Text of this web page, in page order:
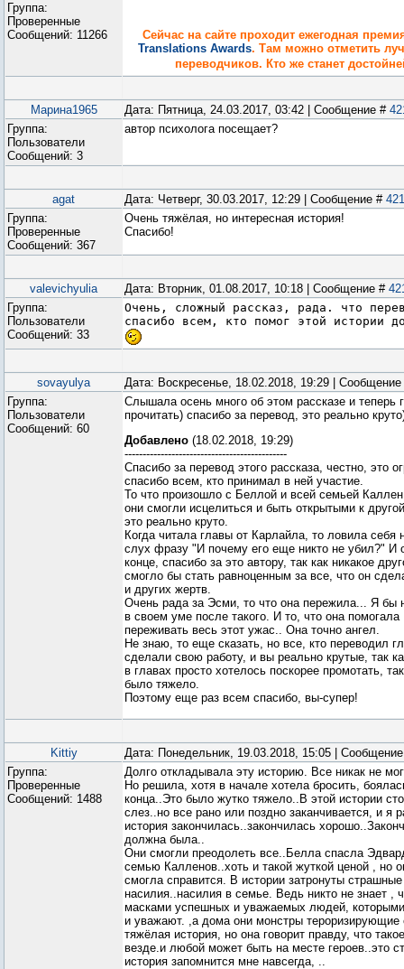
Группа:
Проверенные
Сообщений: 11266
Сейчас на сайте проходит ежегодная
Translations Awards. Там можно отметить
переводчиков. Кто же станет
Марина1965 Дата: Пятница, 24.03.2017, 03:42 | Сообщение #
Группа:
Пользователи
Сообщений: 3
автор психолога посещает?
agat Дата: Четверг, 30.03.2017, 12:29 | Сообщение #
Группа:
Проверенные
Сообщений: 367
Очень тяжёлая, но интересная история!
Спасибо!
valevichyulia Дата: Вторник, 01.08.2017, 10:18 | Сообщение #
Группа:
Пользователи
Сообщений: 33
Очень, сложный рассказ, рада. что
спасибо всем, кто помог этой истории
sovayulya
Дата: Воскресенье, 18.02.2018, 19:29 |
Группа:
Пользователи
Сообщений: 60
Слышала осень много об этом рассказе и теперь
прочитать) спасибо за перевод, это реально
Добавлено (18.02.2018, 19:29)
---------------------------------------------
Спасибо за перевод этого рассказа, честно, это
спасибо всем, кто принимал в ней участие.
То что произошло с Беллой и всей семьей
они смогли исцелиться и быть открытыми к
это реально круто.
Когда читала главы от Карлайла, то ловила себя
слух фразу "И почему его еще никто не убил?" И
конце, спасибо за это автору, так как никакое
смогло бы стать равноценным за все, что он
и других жертв.
Очень рада за Эсми, то что она пережила... Я бы
в своем уме после такого. И то, что она
переживать весь этот ужас.. Она точно ангел.
Не знаю, то еще сказать, но все, кто переводил
сделали свою работу, и вы реально крутые, так
в главах просто хотелось поскорее промотать,
было тяжело.
Поэтому еще раз всем спасибо, вы-супер!
Kittiy
Дата: Понедельник, 19.03.2018, 15:05 |
Группа:
Проверенные
Сообщений: 1488
Долго откладывала эту историю. Все никак не
Но решила, хотя в начале хотела бросить,
конца..Это было жутко тяжело..В этой истории
слез..но все рано или поздно заканчивается, и я
история закончилась..закончилась
должна была..
Они смогли преодолеть все..Белла спасла
семью Калленов..хоть и такой жуткой ценой , но
смогла справится. В истории затронуты
насилия..насилия в семье. Ведь никто не знает ,
масками успешных и уважаемых людей,
и уважают. ,а дома они монстры
тяжёлая история, но она говорит правду, что
везде.и любой может быть на месте героев..это
история запомнится мне навсегда, ..